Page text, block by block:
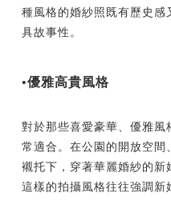
種風格的婚紗照既有歷史感
具故事性。
•優雅高貴風格
對於那些喜愛豪華、優雅風
常適合。在公園的開放空間
襯托下，穿著華麗婚紗的新
這樣的拍攝風格往往強調新